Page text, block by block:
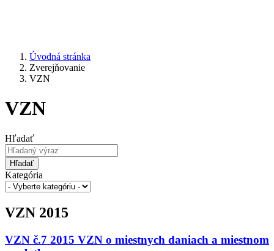
Úvodná stránka
Zverejňovanie
VZN
VZN
Hľadať
Hľadať
Kategória
VZN 2015
VZN č.7 2015 VZN o miestnych daniach a miestnom